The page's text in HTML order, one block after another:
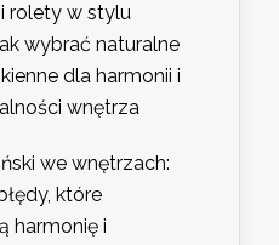
i rolety w stylu
wybrać naturalne
dla harmonii i
wnętrza
we wnętrzach:
które
harmonię i